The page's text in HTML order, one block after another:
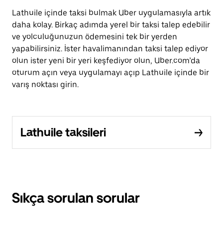
Lathuile içinde taksi bulmak Uber uygulamasıyla artık
daha kolay. Birkaç adımda yerel bir taksi talep edebilir
ve yolculuğunuzun ödemesini tek bir yerden
yapabilirsiniz. İster havalimanından taksi talep ediyor
olun ister yeni bir yeri keşfediyor olun, Uber.com’da
oturum açın veya uygulamayı açıp Lathuile içinde bir
varış noktası girin.
Lathuile taksileri
Sıkça sorulan sorular